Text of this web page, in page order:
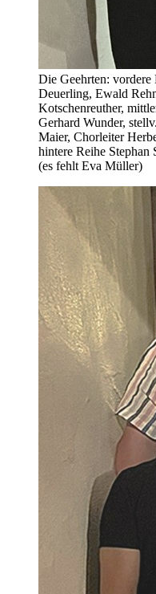
Die Geehrten:
Deuerling, Ewald
Kotschenreuther,
Gerhard Wunder,
Maier, Chorleiter
hintere Reihe
(es fehlt Eva Müller)